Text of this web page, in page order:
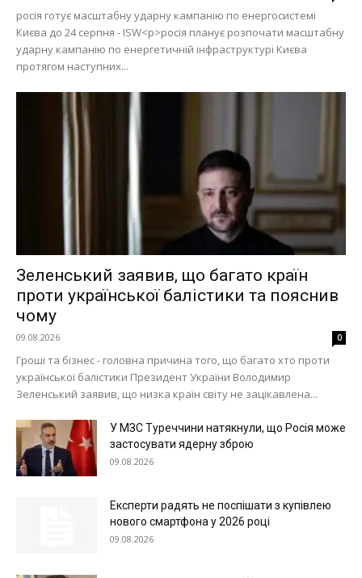
росія готує масштабну ударну кампанію по енергосистемі
Києва до 24 серпня - ISW<p>росія планує розпочати масштабну
ударну кампанію по енергетичній інфраструктурі Києва
протягом наступних...
Зеленський заявив, що багато країн
проти української балістики та пояснив
чому
09.08.2026 0
Гроші та бізнес - головна причина того, що багато хто проти
української балістики Президент України Володимир
Зеленський заявив, що низка країн світу не зацікавлена...
У МЗС Туреччини натякнули, що Росія може
застосувати ядерну зброю
09.08.2026
Експерти радять не поспішати з купівлею
нового смартфона у 2026 році
09.08.2026